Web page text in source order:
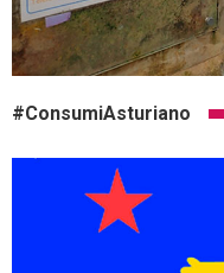
#ConsumiAsturiano